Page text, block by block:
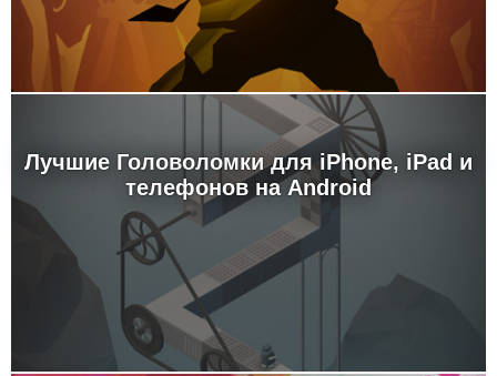
Лучшие Головоломки для iPhone, iPad и
телефонов на Android